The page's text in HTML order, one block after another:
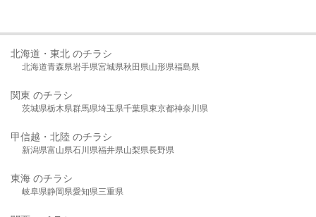
北海道・東北 のチラシ
北海道青森県岩手県宮城県秋田県山形県福島県
関東 のチラシ
茨城県栃木県群馬県埼玉県千葉県東京都神奈川県
甲信越・北陸 のチラシ
新潟県富山県石川県福井県山梨県長野県
東海 のチラシ
岐阜県静岡県愛知県三重県